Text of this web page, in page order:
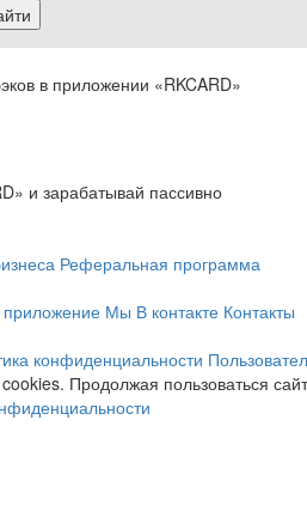
в приложении «RKCARD»
и зарабатывай пассивно
Реферальная программа
Мы В контакте Контакты
конфиденциальности
Продолжая пользоваться